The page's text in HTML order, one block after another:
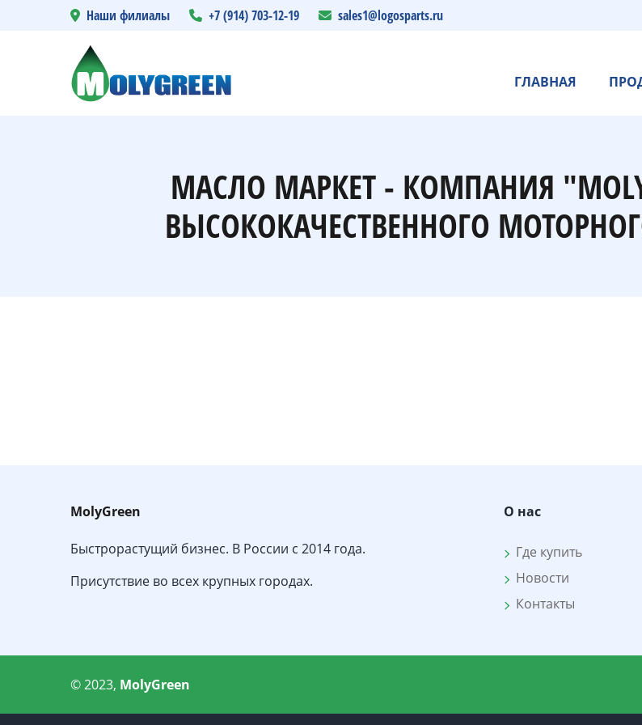
ГЛАВНАЯ
Наши филиалы +7 (914) 703-12-19 sales1@logosparts.ru
МАСЛО МАРКЕТ - КОМПАНИЯ
ВЫСОКОКАЧЕСТВЕННОГО
MolyGreen
Быстрорастущий бизнес. В России с 2014 года.
Присутствие во всех крупных городах.
О нас
Где купить
Новости
Контакты
© 2023, MolyGreen